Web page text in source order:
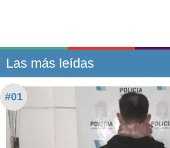
Las más leídas
#01